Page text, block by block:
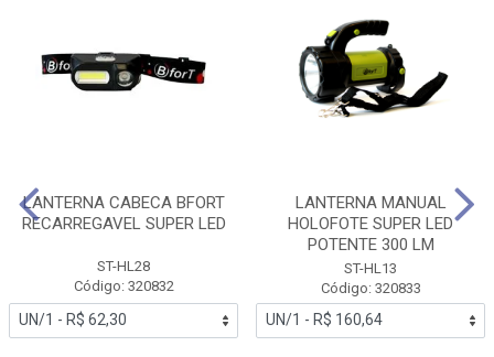
LANTERNA CABECA BFORT
RECARREGAVEL SUPER LED
ST-HL28
Código: 320832
LANTERNA MANUAL
HOLOFOTE SUPER LED
POTENTE 300 LM
ST-HL13
Código: 320833